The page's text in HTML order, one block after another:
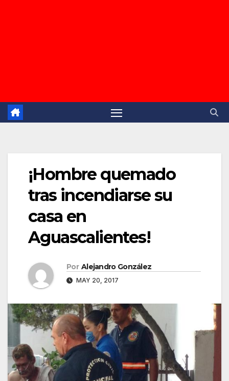
¡Hombre quemado
tras incendiarse su
casa en
Aguascalientes!
Por Alejandro González
MAY 20, 2017